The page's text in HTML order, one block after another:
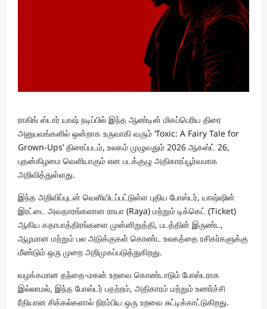
ராகிங் ஸ்டார் யாஷ் நடிப்பில் இந்த ஆண்டின் மிகப்பெரிய திரை
அனுபவங்களில் ஒன்றாக உருவாகி வரும் ‘Toxic: A Fairy Tale for
Grown-Ups’ திரைப்படம், உலகம் முழுவதும் 2026 ஆகஸ்ட் 26,
புதன்கிழமை வெளியாகும் என படக்குழு அதிகாரப்பூர்வமாக
அறிவித்துள்ளது.
இந்த அறிவிப்புடன் வெளியிடப்பட்டுள்ள புதிய போஸ்டர், யாஷ்ஷின்
இரட்டை அவதாரங்களான ராயா (Raya) மற்றும் டிக்கெட் (Ticket)
ஆகிய கதாபாத்திரங்களை முன்னிறுத்தி, படத்தின் இருண்ட,
ஆழமான மற்றும் பல அடுக்குகள் கொண்ட உலகத்தை ரசிகர்களுக்கு
மீண்டும் ஒரு முறை அறிமுகப்படுத்துகிறது.
வழக்கமான தந்தை-மகன் உறவை கொண்டாடும் போஸ்டராக
இல்லாமல், இந்த போஸ்டர் பதற்றம், அதிகாரம் மற்றும் உணர்ச்சி
ரீதியான சிக்கல்களால் நிரம்பிய ஒரு உறவை சுட்டிக்காட்டுகிறது.